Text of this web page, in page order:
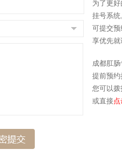
为了更
挂号系
可提交
享优先就
成都肛肠
提前预约
您可以拨
或直接